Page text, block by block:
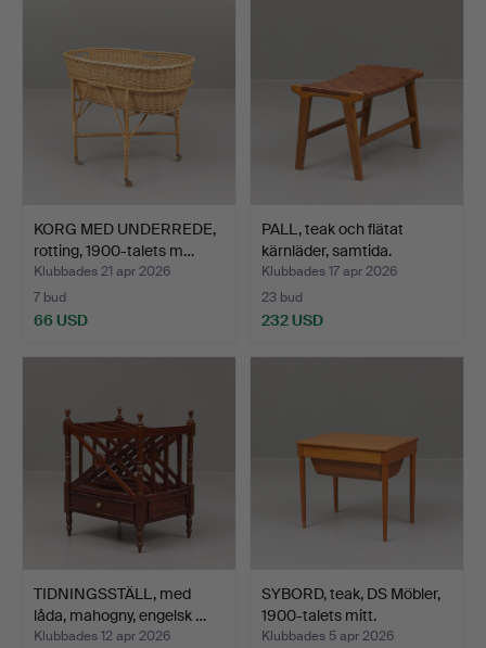
KORG MED UNDERREDE,
rotting, 1900-talets m…
Klubbades 21 apr 2026
7 bud
66 USD
PALL, teak och flätat
kärnläder, samtida.
Klubbades 17 apr 2026
23 bud
232 USD
TIDNINGSSTÄLL, med
låda, mahogny, engelsk …
Klubbades 12 apr 2026
SYBORD, teak, DS Möbler,
1900-talets mitt.
Klubbades 5 apr 2026